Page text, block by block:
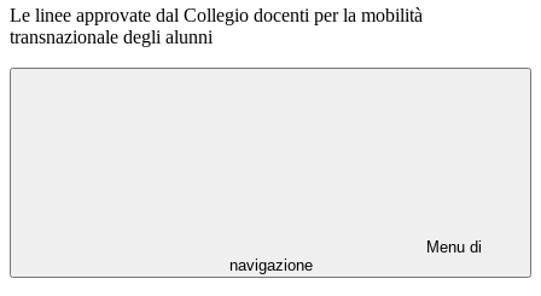
Le linee approvate dal Collegio docenti per la mobilità
transnazionale degli alunni
Menu di
navigazione